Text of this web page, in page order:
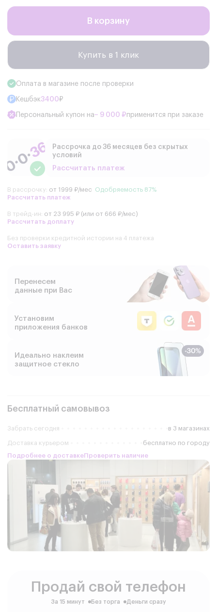
В корзину
Купить в 1 клик
Оплата в магазине после проверки
Кешбэк3400₽
Персональный купон на− 9 000 ₽применится при заказе
Рассрочка до 36 месяцев без скрытых
условий
Рассчитать платеж
В рассрочку: от 1999 ₽/мес Одобряемость 87%
Рассчитать платеж
В трейд-ин: от 23 995 ₽ (или от 666 ₽/мес)
Рассчитать доплату
Без проверки кредитной истории на 4 платежа
Оставить заявку
Перенесем
данные при Вас
Установим
приложения банков
Идеально наклеим
защитное стекло
Бесплатный самовывоз
Забрать сегодня в 3 магазинах
Доставка курьером
бесплатно по городу
Подробнее о доставкеПроверить наличие
Продай свой телефон
За 15 минут Без торга Деньги сразу